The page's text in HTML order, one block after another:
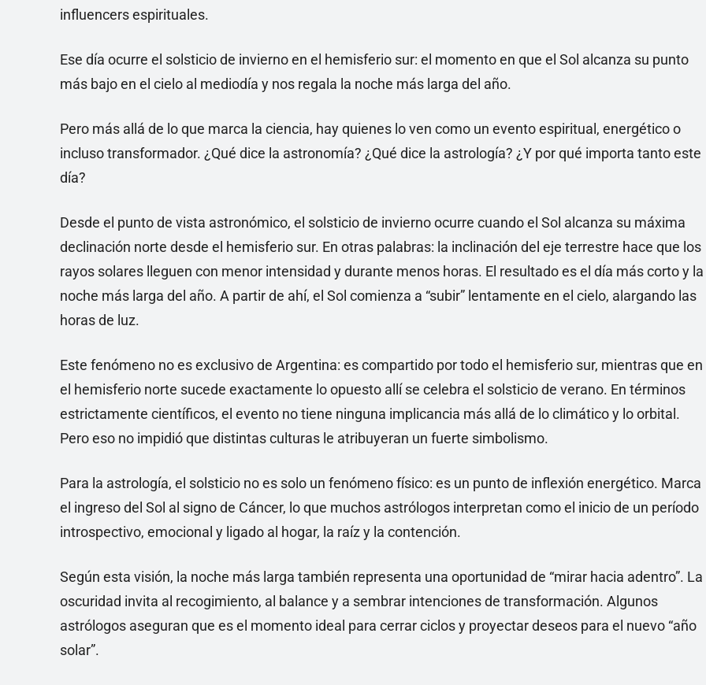
influencers espirituales.
Ese día ocurre el solsticio de invierno en el hemisferio sur: el momento en que el Sol alcanza su punto
más bajo en el cielo al mediodía y nos regala la noche más larga del año.
Pero más allá de lo que marca la ciencia, hay quienes lo ven como un evento espiritual, energético o
incluso transformador. ¿Qué dice la astronomía? ¿Qué dice la astrología? ¿Y por qué importa tanto este
día?
Desde el punto de vista astronómico, el solsticio de invierno ocurre cuando el Sol alcanza su máxima
declinación norte desde el hemisferio sur. En otras palabras: la inclinación del eje terrestre hace que los
rayos solares lleguen con menor intensidad y durante menos horas. El resultado es el día más corto y la
noche más larga del año. A partir de ahí, el Sol comienza a “subir” lentamente en el cielo, alargando las
horas de luz.
Este fenómeno no es exclusivo de Argentina: es compartido por todo el hemisferio sur, mientras que en
el hemisferio norte sucede exactamente lo opuesto allí se celebra el solsticio de verano. En términos
estrictamente científicos, el evento no tiene ninguna implicancia más allá de lo climático y lo orbital.
Pero eso no impidió que distintas culturas le atribuyeran un fuerte simbolismo.
Para la astrología, el solsticio no es solo un fenómeno físico: es un punto de inflexión energético. Marca
el ingreso del Sol al signo de Cáncer, lo que muchos astrólogos interpretan como el inicio de un período
introspectivo, emocional y ligado al hogar, la raíz y la contención.
Según esta visión, la noche más larga también representa una oportunidad de “mirar hacia adentro”. La
oscuridad invita al recogimiento, al balance y a sembrar intenciones de transformación. Algunos
astrólogos aseguran que es el momento ideal para cerrar ciclos y proyectar deseos para el nuevo “año
solar”.